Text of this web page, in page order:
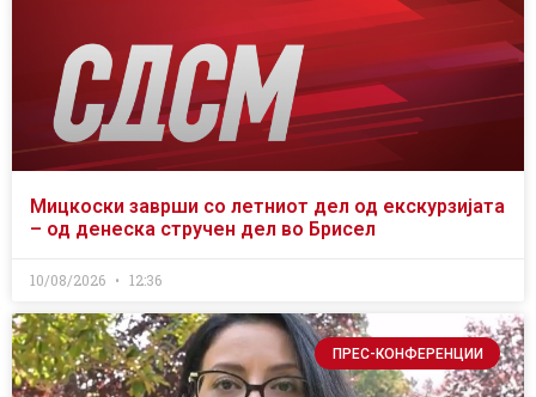
Мицкоски заврши со летниот дел од екскурзијата
– од денеска стручен дел во Брисел
10/08/2026 12:36
ПРЕС-КОНФЕРЕНЦИИ